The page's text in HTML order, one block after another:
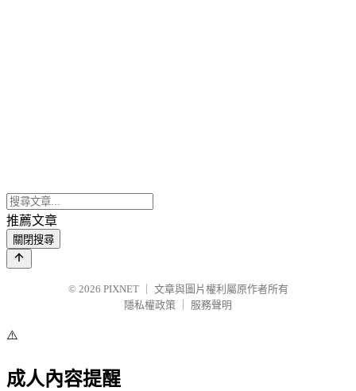
推薦文章
關閉搜尋
© 2026 PIXNET
文章與圖片權利屬原作者所有
隱私權政策
服務聲明
⚠️
成人內容提醒